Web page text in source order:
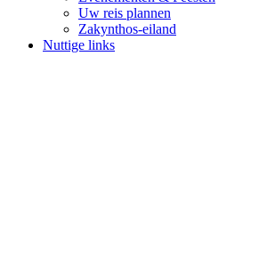
Uw reis plannen
Zakynthos-eiland
Nuttige links